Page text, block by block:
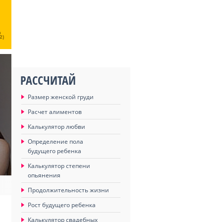
РАССЧИТАЙ
Размер женской груди
Расчет алиментов
Калькулятор любви
Определение пола
будущего ребенка
Калькулятор степени
опьянения
Продолжительность жизни
Рост будущего ребенка
Калькулятор свадебных